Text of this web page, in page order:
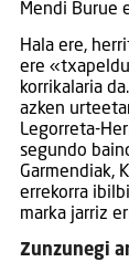
Mendi Burue
Hala ere,
ere
korrikalaria
azken
Legorreta-
segundo
Garmendiak,
errekorra
marka jarriz
Zunzunegi